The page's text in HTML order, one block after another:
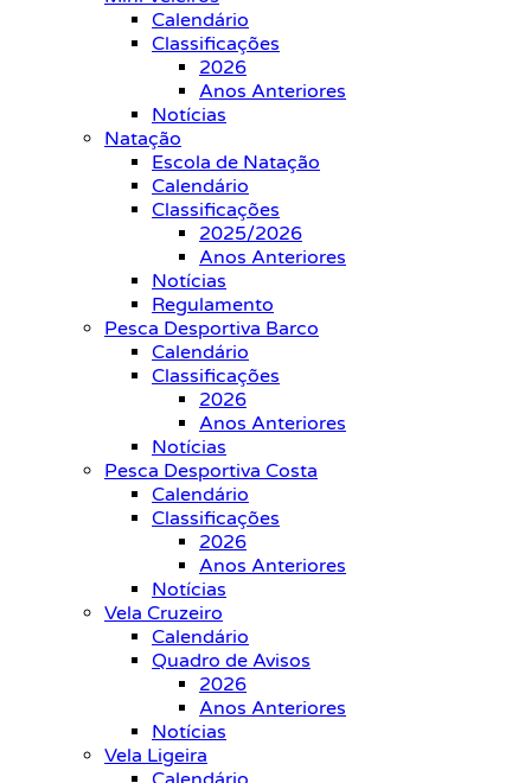
Calendário
Classificações
2026
Anos Anteriores
Notícias
Natação
Escola de Natação
Calendário
Classificações
2025/2026
Anos Anteriores
Notícias
Regulamento
Pesca Desportiva Barco
Calendário
Classificações
2026
Anos Anteriores
Notícias
Pesca Desportiva Costa
Calendário
Classificações
2026
Anos Anteriores
Notícias
Vela Cruzeiro
Calendário
Quadro de Avisos
2026
Anos Anteriores
Notícias
Vela Ligeira